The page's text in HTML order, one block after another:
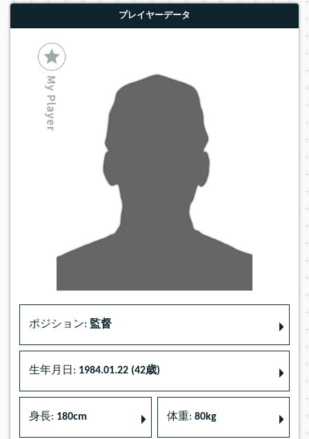
プレイヤーデータ
ポジション: 監督
生年月日: 1984.01.22 (42歳)
身長: 180cm 体重: 80kg